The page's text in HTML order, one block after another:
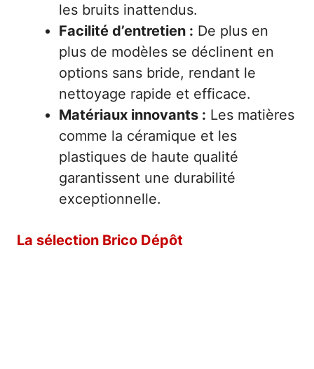
les bruits inattendus.
Facilité d’entretien : De plus en
plus de modèles se déclinent en
options sans bride, rendant le
nettoyage rapide et efficace.
Matériaux innovants : Les matières
comme la céramique et les
plastiques de haute qualité
garantissent une durabilité
exceptionnelle.
La sélection Brico Dépôt